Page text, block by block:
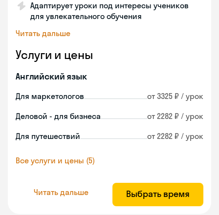
Адаптирует уроки под интересы учеников
для увлекательного обучения
Читать дальше
Услуги и цены
Английский язык
Для маркетологов от 3325 ₽ / урок
Деловой - для бизнеса от 2282 ₽ / урок
Для путешествий от 2282 ₽ / урок
Все услуги и цены (5)
Читать дальше Выбрать время